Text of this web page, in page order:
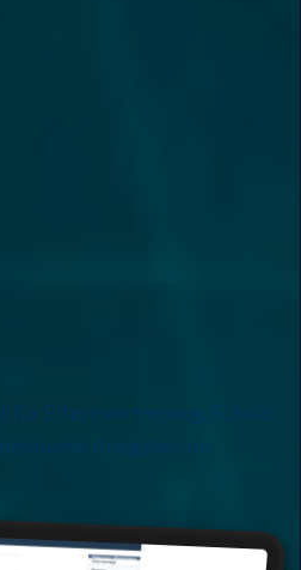
für Elternvertretung, Schule,
Ausgaben im